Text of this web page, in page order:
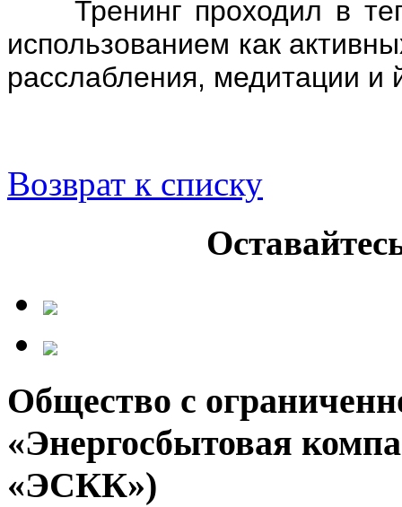
Тренинг проходил в
использованием как
расслабления, медитации и
Возврат к списку
Общество с
«Энергосбытовая
«ЭСКК»)